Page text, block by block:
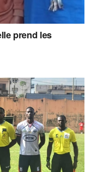
prend les